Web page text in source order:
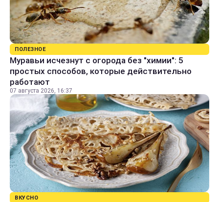
ПОЛЕЗНОЕ
Муравьи исчезнут с огорода без "химии": 5
простых способов, которые действительно
работают
07 августа 2026, 16:37
ВКУСНО